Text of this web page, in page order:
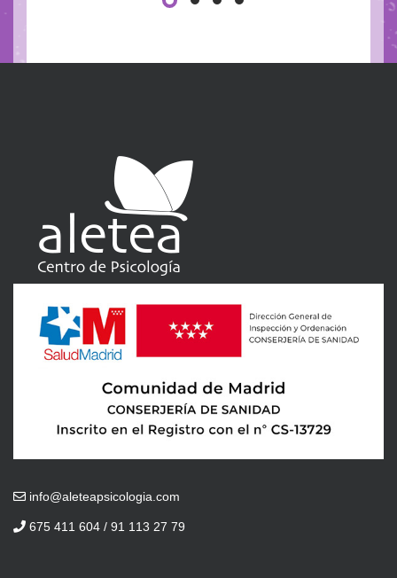
info@aleteapsicologia.com
675 411 604 / 91 113 27 79